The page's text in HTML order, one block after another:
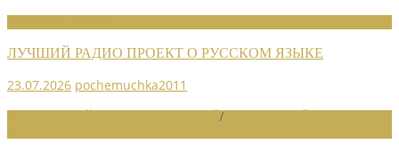
ЛУЧШИЙ РАДИО ПРОЕКТ О РУССКОМ ЯЗЫКЕ
23.07.2026 pochemuchka2011
/